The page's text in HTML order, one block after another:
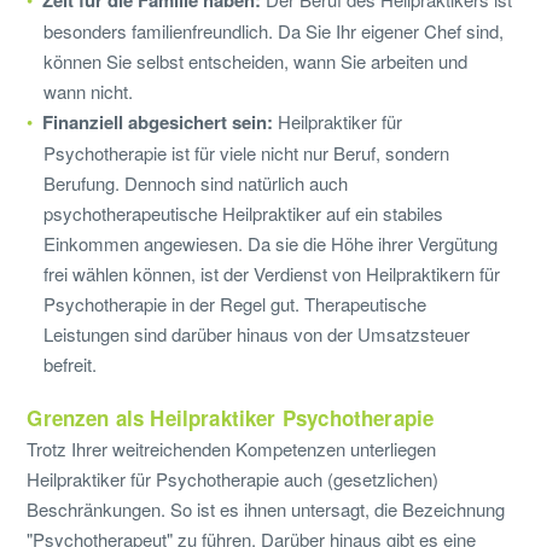
besonders familienfreundlich. Da Sie Ihr eigener Chef sind,
können Sie selbst entscheiden, wann Sie arbeiten und
wann nicht.
Finanziell abgesichert sein: Heilpraktiker für
Psychotherapie ist für viele nicht nur Beruf, sondern
Berufung. Dennoch sind natürlich auch
psychotherapeutische Heilpraktiker auf ein stabiles
Einkommen angewiesen. Da sie die Höhe ihrer Vergütung
frei wählen können, ist der Verdienst von Heilpraktikern für
Psychotherapie in der Regel gut. Therapeutische
Leistungen sind darüber hinaus von der Umsatzsteuer
befreit.
Grenzen als Heilpraktiker Psychotherapie
Trotz Ihrer weitreichenden Kompetenzen unterliegen
Heilpraktiker für Psychotherapie auch (gesetzlichen)
Beschränkungen. So ist es ihnen untersagt, die Bezeichnung
"Psychotherapeut" zu führen. Darüber hinaus gibt es eine